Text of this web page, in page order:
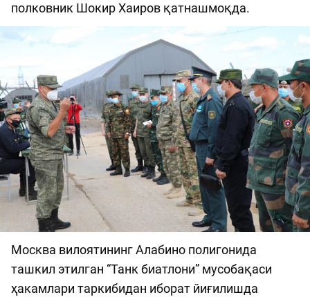
полковник Шокир Хаиров қатнашмоқда.
Москва вилоятининг Алабино полигонида
ташкил этилган “Танк биатлони” мусобақаси
ҳакамлари таркибидан иборат йиғилишда